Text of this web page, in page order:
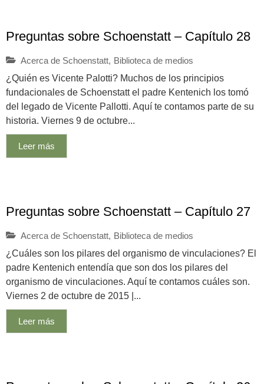
Preguntas sobre Schoenstatt – Capítulo 28
Acerca de Schoenstatt, Biblioteca de medios
¿Quién es Vicente Palotti? Muchos de los principios
fundacionales de Schoenstatt el padre Kentenich los tomó
del legado de Vicente Pallotti. Aquí te contamos parte de su
historia. Viernes 9 de octubre...
Leer más
Preguntas sobre Schoenstatt – Capítulo 27
Acerca de Schoenstatt, Biblioteca de medios
¿Cuáles son los pilares del organismo de vinculaciones? El
padre Kentenich entendía que son dos los pilares del
organismo de vinculaciones. Aquí te contamos cuáles son.
Viernes 2 de octubre de 2015 |...
Leer más